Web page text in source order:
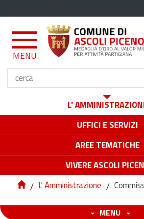
MENU
L'
UFFICI E SERVIZI
AREE TEMATICHE
VIVERE ASCOLI
/ L' Amministrazione /
MENU